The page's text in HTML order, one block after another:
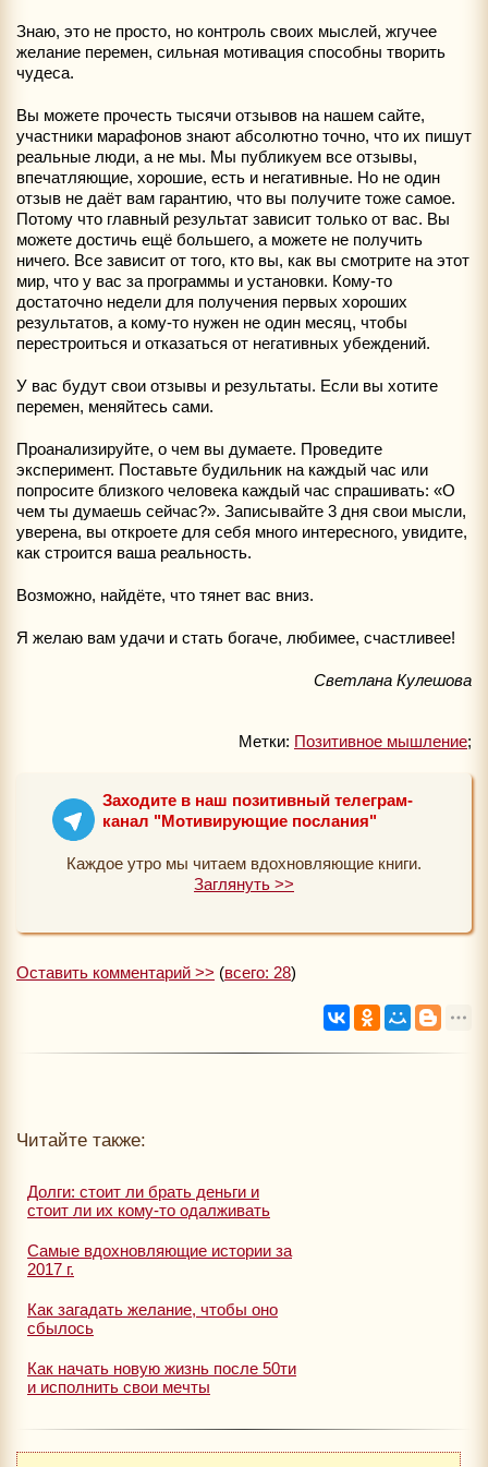
Знаю, это не просто, но контроль своих мыслей, жгучее
желание перемен, сильная мотивация способны творить
чудеса.
Вы можете прочесть тысячи отзывов на нашем сайте,
участники марафонов знают абсолютно точно, что их пишут
реальные люди, а не мы. Мы публикуем все отзывы,
впечатляющие, хорошие, есть и негативные. Но не один
отзыв не даёт вам гарантию, что вы получите тоже самое.
Потому что главный результат зависит только от вас. Вы
можете достичь ещё большего, а можете не получить
ничего. Все зависит от того, кто вы, как вы смотрите на этот
мир, что у вас за программы и установки. Кому-то
достаточно недели для получения первых хороших
результатов, а кому-то нужен не один месяц, чтобы
перестроиться и отказаться от негативных убеждений.
У вас будут свои отзывы и результаты. Если вы хотите
перемен, меняйтесь сами.
Проанализируйте, о чем вы думаете. Проведите
эксперимент. Поставьте будильник на каждый час или
попросите близкого человека каждый час спрашивать: «О
чем ты думаешь сейчас?». Записывайте 3 дня свои мысли,
уверена, вы откроете для себя много интересного, увидите,
как строится ваша реальность.
Возможно, найдёте, что тянет вас вниз.
Я желаю вам удачи и стать богаче, любимее, счастливее!
Светлана Кулешова
Метки: Позитивное мышление;
Заходите в наш позитивный телеграм-
канал "Мотивирующие послания"
Каждое утро мы читаем вдохновляющие книги.
Заглянуть >>
Оставить комментарий >> (всего: 28)
Читайте также:
Долги: стоит ли брать деньги и
стоит ли их кому-то одалживать
Самые вдохновляющие истории за
2017 г.
Как загадать желание, чтобы оно
сбылось
Как начать новую жизнь после 50ти
и исполнить свои мечты